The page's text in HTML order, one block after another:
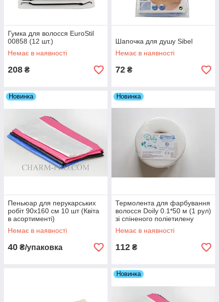
Гумка для волосся EuroStil
00858 (12 шт.)
Немає в наявності
208 ₴
Шапочка для душу Sibel
Немає в наявності
72 ₴
Новинка
Пеньюар для перукарських
робіт 90х160 см 10 шт (Квіта
в асортименті)
Немає в наявності
40 ₴/упаковка
Новинка
Термолента для фарбування
волосся Doily 0.1*50 м (1 рул)
зі спіненого поліетилену
Немає в наявності
112 ₴
Новинка